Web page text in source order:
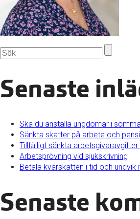
Senaste
Ska du anställa ungdomar i
Sänkta skatter på arbete och
Tillfälligt sänkta
Arbetsprövning vid sjukskrivning
Betala kvarskatten i tid och undvik
Senaste